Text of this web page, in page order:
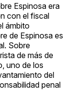
Espinosa era
con el fiscal
ámbito
de Espinosa es
Sobre
de más de
uno de los
del
penal